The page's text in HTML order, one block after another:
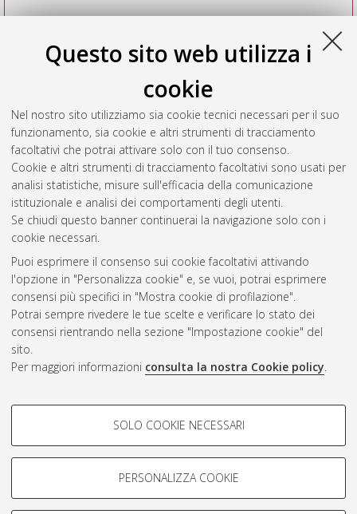
Questo sito web utilizza i
cookie
Nel nostro sito utilizziamo sia cookie tecnici necessari per il suo
funzionamento, sia cookie e altri strumenti di tracciamento
facoltativi che potrai attivare solo con il tuo consenso.
Cookie e altri strumenti di tracciamento facoltativi sono usati per
analisi statistiche, misure sull'efficacia della comunicazione
istituzionale e analisi dei comportamenti degli utenti.
Se chiudi questo banner continuerai la navigazione solo con i
cookie necessari.
Puoi esprimere il consenso sui cookie facoltativi attivando
l'opzione in "Personalizza cookie" e, se vuoi, potrai esprimere
consensi più specifici in "Mostra cookie di profilazione".
Potrai sempre rivedere le tue scelte e verificare lo stato dei
consensi rientrando nella sezione "Impostazione cookie" del
sito.
Per maggiori informazioni consulta la nostra Cookie policy.
COOKIE DI PROFILAZIONE -
Si tratta di cookie utilizzati per analizzare le caratteristiche della
navigazione degli utenti, creare profili in base al loro comportamento
Mostra cookie di profilazione
SOLO COOKIE NECESSARI
PERSONALIZZA COOKIE
Vedi altre statistiche
Gestione del documento:
Atom
Rss
2.0
AMS Acta
ISSN: 2038-7954
re3data.org -
doi.org/10.17616/R3P19R
Servizio implementato e
Impostazioni Cookie
repository